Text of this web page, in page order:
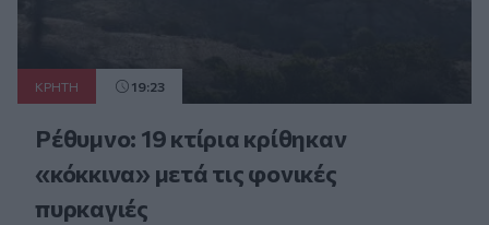
ΚΡΗΤΗ 19:23
Ρέθυμνο: 19 κτίρια κρίθηκαν
«κόκκινα» μετά τις φονικές
πυρκαγιές